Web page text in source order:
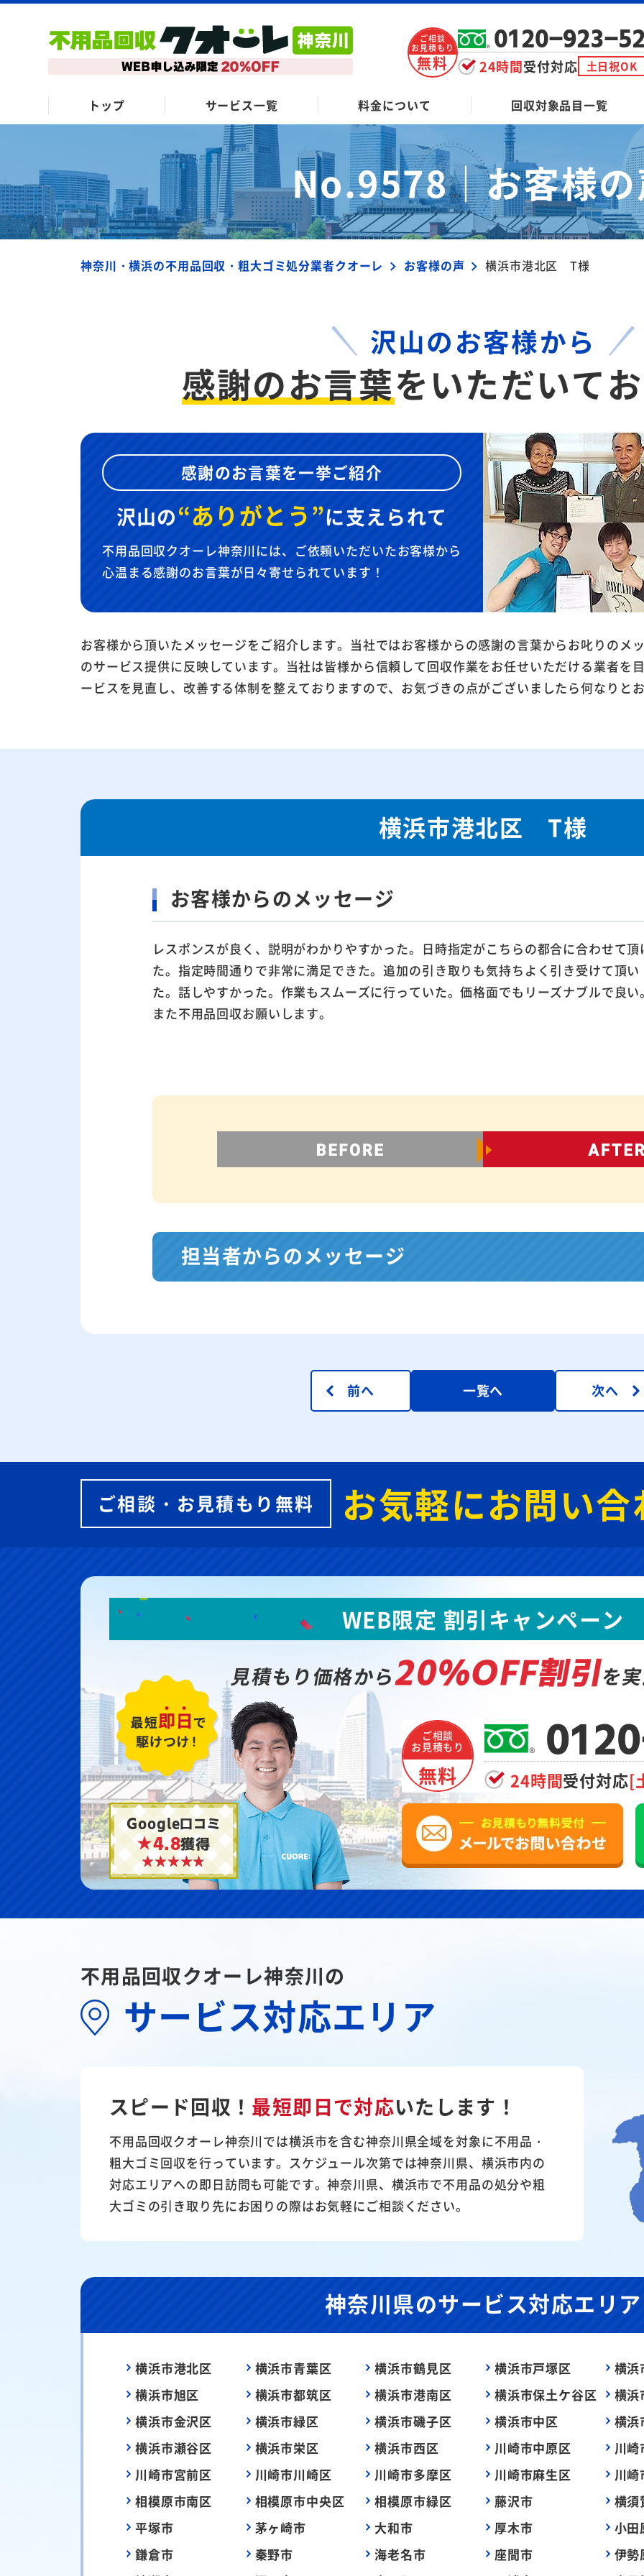
ご相談
お見積もり
無料
0120-923-
24時間受付対応 土日祝OK
トップ サービス一覧 料金について 回収対象品目一覧
No.9578｜お客様
神奈川・横浜の不用品回収・粗大ゴミ処分業者クオーレ お客様の声 横浜市港北区 T様
沢山のお客様から
感謝のお言葉をいただいて
感謝のお言葉を一挙ご紹介
沢山の“ありがとう”に支えられて
不用品回収クオーレ神奈川には、ご依頼いただいたお客様から
心温まる感謝のお言葉が日々寄せられています！
お客様から頂いたメッセージをご紹介します。当社ではお客様からの感謝の言葉からお叱りのメ
のサービス提供に反映しています。当社は皆様から信頼して回収作業をお任せいただける業者を
ービスを見直し、改善する体制を整えておりますので、お気づきの点がございましたら何なりと
横浜市港北区 T様
お客様からのメッセージ
レスポンスが良く、説明がわかりやすかった。日時指定がこちらの都合に合わせて頂
た。指定時間通りで非常に満足できた。追加の引き取りも気持ちよく引き受けて頂い
た。話しやすかった。作業もスムーズに行っていた。価格面でもリーズナブルで良い
また不用品回収お願いします。
担当者からのメッセージ
前へ 一覧へ 次へ
ご相談・お見積もり無料 お気軽にお問い
Google口コミ
★4.8獲得
WEB限定 割引キャンペーン
見積もり価格から20%OFF割引を
ご相談
お見積もり
無料 24時間受付対応[
不用品回収クオーレ神奈川の
サービス対応エリア
スピード回収！ 最短即日で対応いたします！
不用品回収クオーレ神奈川では横浜市を含む神奈川県全域を対象に不用品・
粗大ゴミ回収を行っています。スケジュール次第では神奈川県、横浜市内の
対応エリアへの即日訪問も可能です。神奈川県、横浜市で不用品の処分や粗
大ゴミの引き取り先にお困りの際はお気軽にご相談ください。
神奈川県のサービス対応エリア
横浜市港北区 横浜市青葉区 横浜市鶴見区 横浜市戸塚区
横浜
横浜市旭区
横浜市都筑区 横浜市港南区 横浜市保土ケ谷区
横浜
横浜市金沢区
横浜市緑区 横浜市磯子区 横浜市中区
横浜
横浜市瀬谷区
横浜市栄区 横浜市西区 川崎市中原区
川
川崎市宮前区
川崎市川崎区 川崎市多摩区 川崎市麻生区
川
相模原市南区
相模原市中央区 相模原市緑区 藤沢市
横須
平塚市
茅ヶ崎市 大和市 厚木市
小田
鎌倉市
秦野市 海老名市 座間市
伊勢